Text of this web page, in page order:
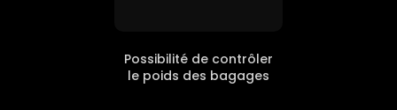
Possibilité de contrôler
le poids des bagages